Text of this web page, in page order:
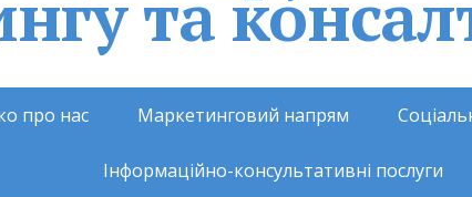
про нас Маркетинговий напрям
Інформаційно-консультативні послуги